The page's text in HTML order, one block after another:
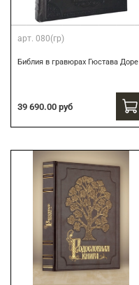
арт. 080(гр)
Библия в гравюрах Гюстава Доре
39 690.00 руб